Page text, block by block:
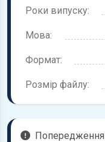
Роки випуску:
Мова:
Формат:
Розмір файлу:
Попередження